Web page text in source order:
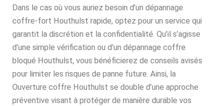
Dans le cas où vous auriez besoin d’un dépannage
coffre-fort Houthulst rapide, optez pour un service qui
garantit la discrétion et la confidentialité. Qu’il s’agisse
d’une simple vérification ou d’un dépannage coffre
bloqué Houthulst, vous bénéficierez de conseils avisés
pour limiter les risques de panne future. Ainsi, la
Ouverture coffre Houthulst se double d’une approche
préventive visant à protéger de manière durable vos